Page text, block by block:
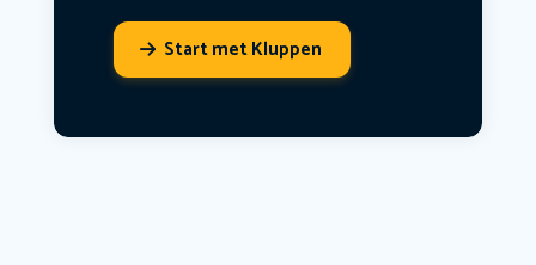
Start met Kluppen